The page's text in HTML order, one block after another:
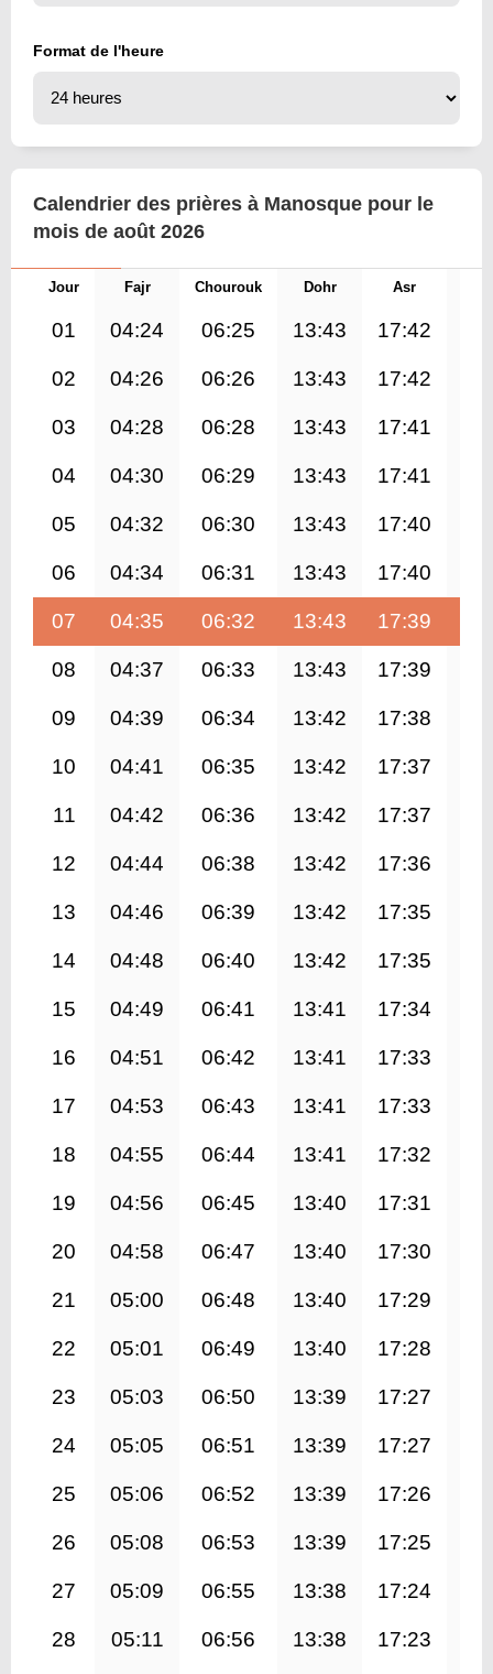
Format de l'heure
Calendrier des prières à Manosque pour le
mois de août 2026
Jour Fajr Chourouk Dohr Asr
01 04:24 06:25 13:43 17:42
02 04:26 06:26 13:43 17:42
03 04:28 06:28 13:43 17:41
04 04:30 06:29 13:43 17:41
05 04:32 06:30 13:43 17:40
06 04:34 06:31 13:43 17:40
07 04:35 06:32 13:43 17:39
08 04:37 06:33 13:43 17:39
09 04:39 06:34 13:42 17:38
10 04:41 06:35 13:42 17:37
11 04:42 06:36 13:42 17:37
12 04:44 06:38 13:42 17:36
13 04:46 06:39 13:42 17:35
14 04:48 06:40 13:42 17:35
15 04:49 06:41 13:41 17:34
16 04:51 06:42 13:41 17:33
17 04:53 06:43 13:41 17:33
18 04:55 06:44 13:41 17:32
19 04:56 06:45 13:40 17:31
20 04:58 06:47 13:40 17:30
21 05:00 06:48 13:40 17:29
22 05:01 06:49 13:40 17:28
23 05:03 06:50 13:39 17:27
24 05:05 06:51 13:39 17:27
25 05:06 06:52 13:39 17:26
26 05:08 06:53 13:39 17:25
27 05:09 06:55 13:38 17:24
28 05:11 06:56 13:38 17:23